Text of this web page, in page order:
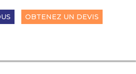
OBTENEZ UN DEVIS